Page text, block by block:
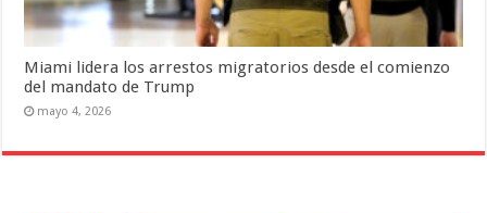
Miami lidera los arrestos migratorios desde el comienzo
del mandato de Trump
mayo 4, 2026